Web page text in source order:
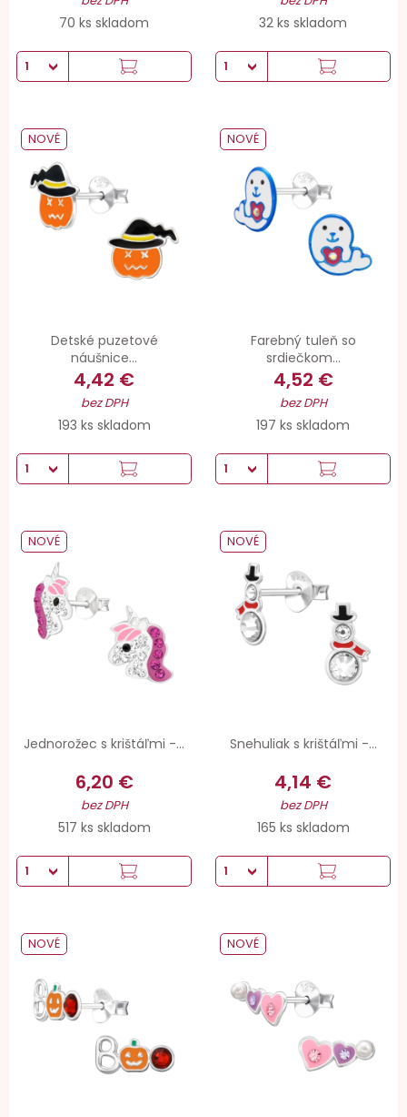
70 ks skladom 32 ks skladom
Detské puzetové
náušnice...
4,42 €
bez DPH
193 ks skladom
NOVÉ
Farebný tuleň so
srdiečkom...
4,52 €
bez DPH
197 ks skladom
NOVÉ
Jednorožec s krištáľmi -...
6,20 €
bez DPH
517 ks skladom
NOVÉ
Snehuliak s krištáľmi -...
4,14 €
bez DPH
165 ks skladom
NOVÉ
NOVÉ NOVÉ